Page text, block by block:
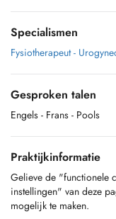
Specialismen
Fysiotherapeut -
Gesproken talen
Engels - Frans - Pools
Praktijkinformatie
Gelieve de "functionele
instellingen" van deze
mogelijk te maken.